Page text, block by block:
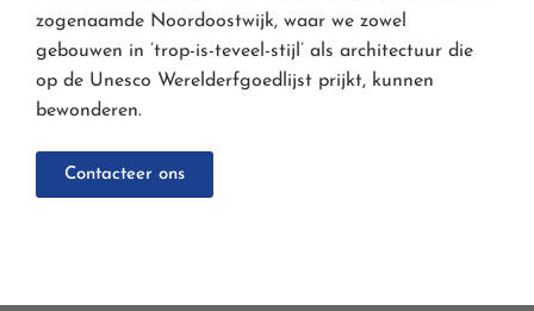
zogenaamde Noordoostwijk, waar we zowel
gebouwen in ’trop-is-teveel-stijl’ als architectuur die
op de Unesco Werelderfgoedlijst prijkt, kunnen
bewonderen.
Contacteer ons